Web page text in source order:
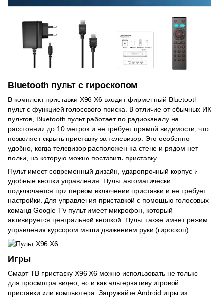
Bluetooth пульт с гироскопом
В комплект приставки X96 X6 входит фирменный Bluetooth
пульт с функцией голосового поиска. В отличие от обычных ИК
пультов, Bluetooth пульт работает по радиоканалу на
расстоянии до 10 метров и не требует прямой видимости, что
позволяет скрыть приставку за телевизор. Это особенно
удобно, когда телевизор расположен на стене и рядом нет
полки, на которую можно поставить приставку.
Пульт имеет современный дизайн, ударопрочный корпус и
удобные кнопки управления. Пульт автоматически
подключается при первом включении приставки и не требует
настройки. Для управления приставкой с помощью голосовых
команд Google TV пульт имеет микрофон, который
активируется центральной кнопкой. Пульт также имеет режим
управления курсором мыши движением руки (гироскоп).
Игры
Смарт ТВ приставку X96 X6 можно использовать не только
для просмотра видео, но и как альтернативу игровой
приставки или компьютера. Загружайте Android игры из